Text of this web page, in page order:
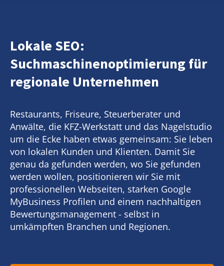
Lokale SEO:
Suchmaschinenoptimierung für
regionale Unternehmen
Restaurants, Friseure, Steuerberater und
Anwälte, die KFZ-Werkstatt und das Nagelstudio
um die Ecke haben etwas gemeinsam: Sie leben
von lokalen Kunden und Klienten. Damit Sie
genau da gefunden werden, wo Sie gefunden
werden wollen, positionieren wir Sie mit
professionellen Webseiten, starken Google
MyBusiness Profilen und einem nachhaltigen
Bewertungsmanagement - selbst in
umkämpften Branchen und Regionen.